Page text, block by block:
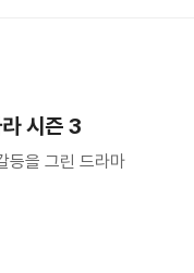
시즌 3
등을 그린 드라마